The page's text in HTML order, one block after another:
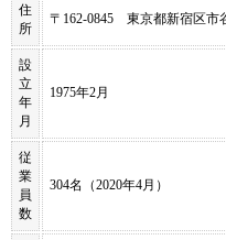
住
所
〒162-0845 東京都新宿区
設
立
年
月
1975年2月
従
業
員
数
304名（2020年4月）